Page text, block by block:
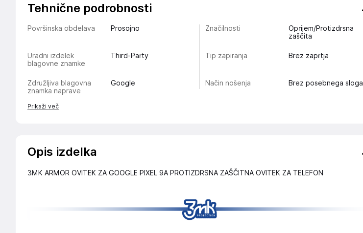
Tehnične podrobnosti
Površinska obdelava Prosojno Značilnosti
Oprijem/Protizdrsna
zaščita
Uradni izdelek
blagovne znamke
Third-Party Tip zapiranja Brez zaprtja
Združljiva blagovna
znamka naprave
Google Način nošenja Brez posebnega sloga
Prikaži več
Opis izdelka
3MK ARMOR OVITEK ZA GOOGLE PIXEL 9A PROTIZDRSNA ZAŠČITNA OVITEK ZA TELEFON